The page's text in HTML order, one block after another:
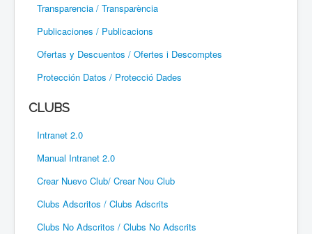
Transparencia / Transparència
Publicaciones / Publicacions
Ofertas y Descuentos / Ofertes i Descomptes
Protección Datos / Protecció Dades
CLUBS
Intranet 2.0
Manual Intranet 2.0
Crear Nuevo Club/ Crear Nou Club
Clubs Adscritos / Clubs Adscrits
Clubs No Adscritos / Clubs No Adscrits